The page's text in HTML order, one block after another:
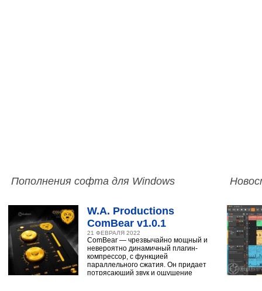
Пополнения софта для Windows
W.A. Productions
ComBear v1.0.1
21 ФЕВРАЛЯ 2022
ComBear — чрезвычайно мощный и
невероятно динамичный плагин-
компрессор, с функцией
параллельного сжатия. Он придает
потрясающий звук и ощущение